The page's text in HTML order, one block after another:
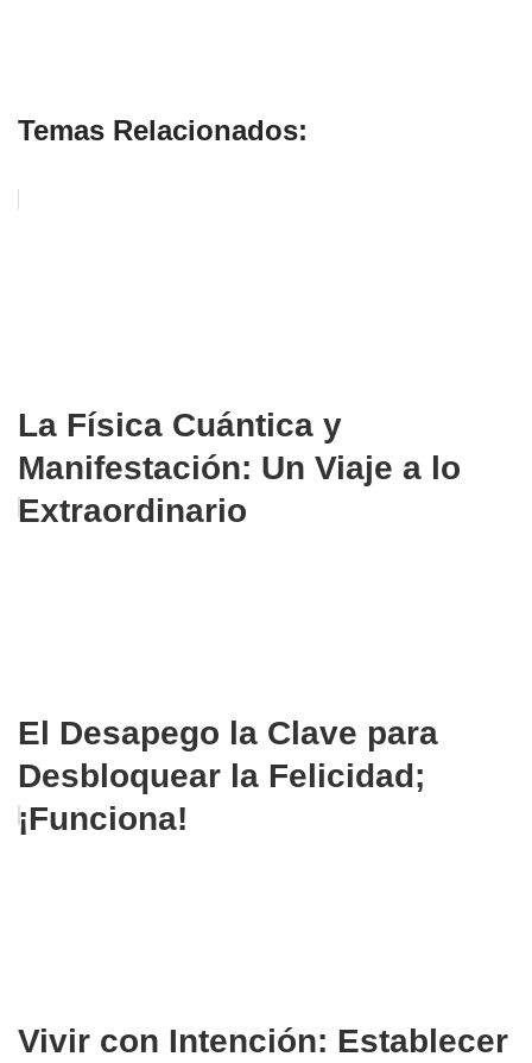
Temas Relacionados:
La Física Cuántica y
Manifestación: Un Viaje a lo
Extraordinario
El Desapego la Clave para
Desbloquear la Felicidad;
¡Funciona!
Vivir con Intención: Establecer